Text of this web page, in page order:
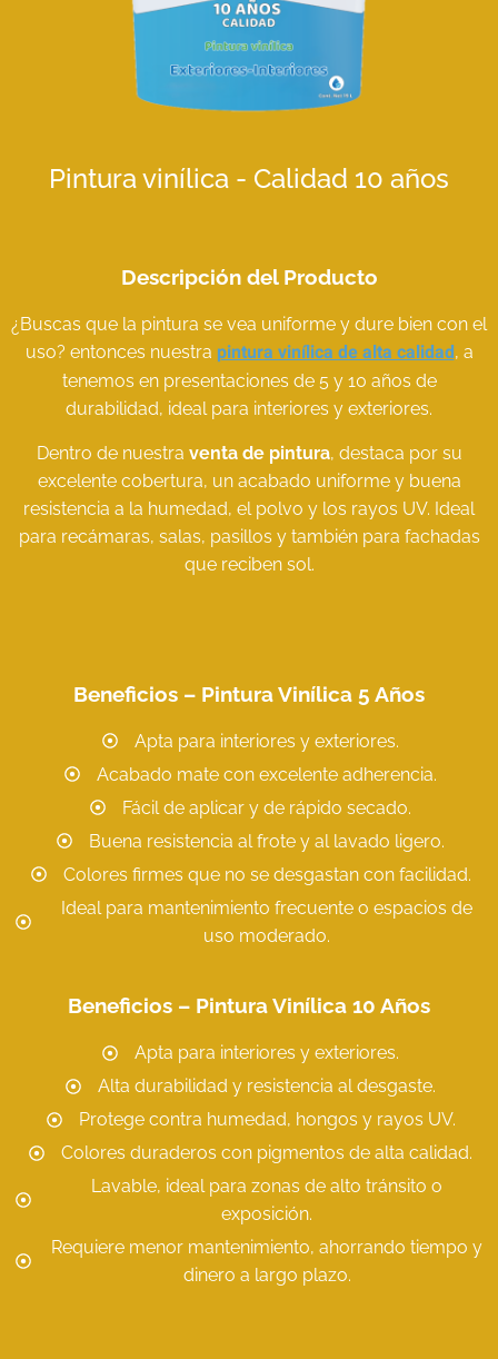
Pintura vinílica - Calidad 10 años
Descripción del Producto
¿Buscas que la pintura se vea uniforme y dure bien con el
uso? entonces nuestra pintura vinílica de alta calidad, a
tenemos en presentaciones de 5 y 10 años de
durabilidad, ideal para interiores y exteriores.
Dentro de nuestra venta de pintura, destaca por su
excelente cobertura, un acabado uniforme y buena
resistencia a la humedad, el polvo y los rayos UV. Ideal
para recámaras, salas, pasillos y también para fachadas
que reciben sol.
Beneficios – Pintura Vinílica 5 Años
Apta para interiores y exteriores.
Acabado mate con excelente adherencia.
Fácil de aplicar y de rápido secado.
Buena resistencia al frote y al lavado ligero.
Colores firmes que no se desgastan con facilidad.
Ideal para mantenimiento frecuente o espacios de
uso moderado.
Beneficios – Pintura Vinílica 10 Años
Apta para interiores y exteriores.
Alta durabilidad y resistencia al desgaste.
Protege contra humedad, hongos y rayos UV.
Colores duraderos con pigmentos de alta calidad.
Lavable, ideal para zonas de alto tránsito o
exposición.
Requiere menor mantenimiento, ahorrando tiempo y
dinero a largo plazo.